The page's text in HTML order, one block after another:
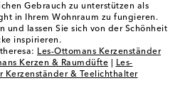
Gebrauch zu unterstützen als
in Ihrem Wohnraum zu fungieren.
und lassen Sie sich von der Schönheit
inspirieren.
Les-Ottomans Kerzenständer
Kerzen & Raumdüfte
Les-
Kerzenständer & Teelichthalter